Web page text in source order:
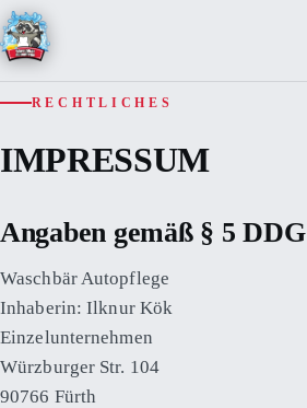
RECHTLICHES
IMPRESSUM
Angaben gemäß § 5 DDG
Waschbär Autopflege
Inhaberin: Ilknur Kök
Einzelunternehmen
Würzburger Str. 104
90766 Fürth